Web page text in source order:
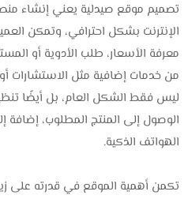
تصميم موقع صيدلية يعني إنشاء
الإنترنت بشكل احترافي، وتمكن
معرفة الأسعار، طلب الأدوية أو
من خدمات إضافية مثل الاستشارات
ليس فقط الشكل العام، بل أيضًا
الوصول إلى المنتج المطلوب، إضافة
الهواتف الذكية.
تكمن أهمية الموقع في قدرته على